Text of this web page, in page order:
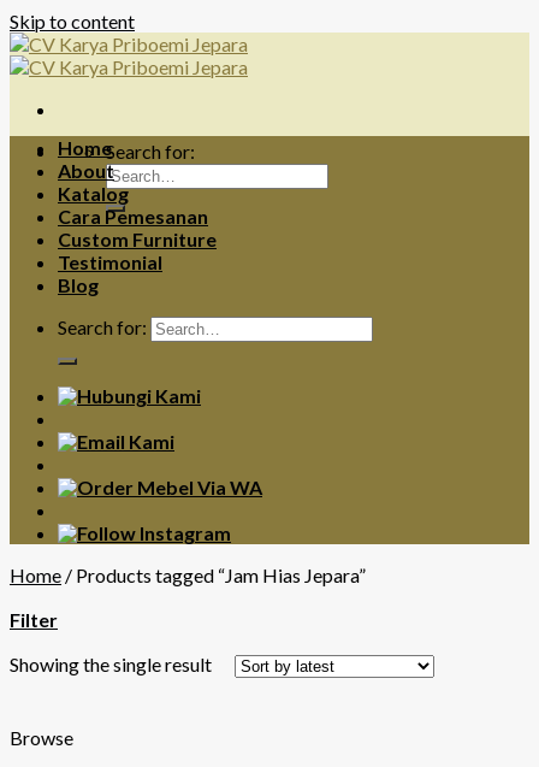
Skip to content
Search for:
Home
About
Katalog
Cara Pemesanan
Custom Furniture
Testimonial
Blog
Search for:
Home / Products tagged “Jam Hias Jepara”
Filter
Showing the single result
Browse